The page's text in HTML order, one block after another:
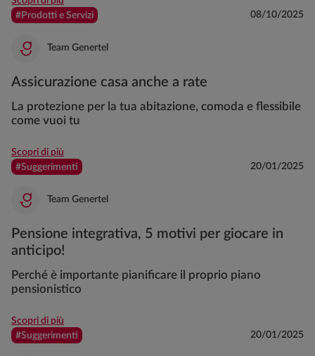
#Prodotti e Servizi
08/10/2025
Team Genertel
Assicurazione casa anche a rate
La protezione per la tua abitazione, comoda e flessibile
come vuoi tu
Scopri di più
#Suggerimenti
20/01/2025
Team Genertel
Pensione integrativa, 5 motivi per giocare in
anticipo!
Perché è importante pianificare il proprio piano
pensionistico
Scopri di più
#Suggerimenti
20/01/2025